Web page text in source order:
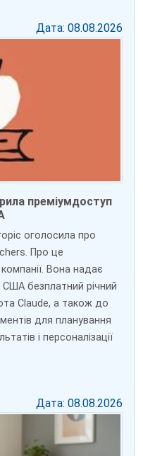
Дата: 08.08.2026
преміумдоступ
оголосила про
Про це
Вона надає
безплатний річний
Claude, а також до
для планування
і персоналізації
Дата: 08.08.2026